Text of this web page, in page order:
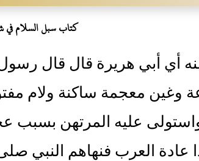
كتاب سبل السلام في
أي أبي هريرة قال قال
وغين معجمة ساكنة ولام
عليه المرتهن بسبب
عادة العرب فنهاهم النبي